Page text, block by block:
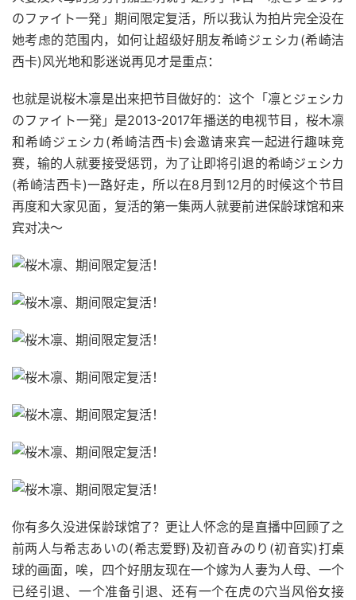
のファイト一発」期间限定复活，所以我认为拍片完全没在
她考虑的范围内，如何让超级好朋友希崎ジェシカ(希崎洁
西卡)风光地和影迷说再见才是重点：
也就是说桜木凛是出来把节目做好的：这个「凛とジェシカ
のファイト一発」是2013-2017年播送的电视节目，桜木凛
和希崎ジェシカ(希崎洁西卡)会邀请来宾一起进行趣味竞
赛，输的人就要接受惩罚，为了让即将引退的希崎ジェシカ
(希崎洁西卡)一路好走，所以在8月到12月的时候这个节目
再度和大家见面，复活的第一集两人就要前进保龄球馆和来
宾对决～
你有多久没进保龄球馆了？更让人怀念的是直播中回顾了之
前两人与希志あいの(希志爱野)及初音みのり(初音实)打桌
球的画面，唉，四个好朋友现在一个嫁为人妻为人母、一个
已经引退、一个准备引退、还有一个在虎の穴当风俗女接